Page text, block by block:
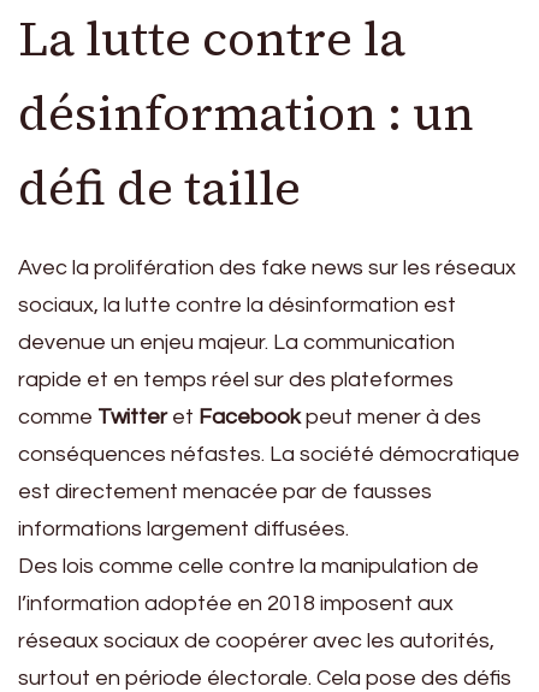
La lutte contre la
désinformation : un
défi de taille
Avec la prolifération des fake news sur les réseaux
sociaux, la lutte contre la désinformation est
devenue un enjeu majeur. La communication
rapide et en temps réel sur des plateformes
comme Twitteret Facebookpeut mener à des
conséquences néfastes. La société démocratique
est directement menacée par de fausses
informations largement diffusées.
Des lois comme celle contre la manipulation de
l’information adoptée en 2018 imposent aux
réseaux sociaux de coopérer avec les autorités,
surtout en période électorale. Cela pose des défis